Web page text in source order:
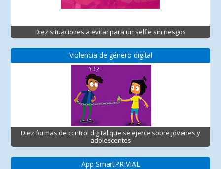
Diez situaciones a evitar para un selfie sin riesgos
Violencia de género digital
Diez formas de control digital que se ejerce sobre jóvenes y
adolescentes
App SmartPRIVIAL